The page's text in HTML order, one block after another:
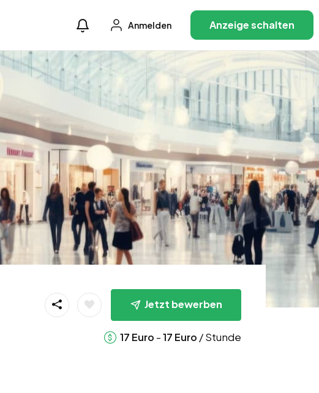
Anmelden Anzeige schalten
Jetzt bewerben
17 Euro -17 Euro / Stunde